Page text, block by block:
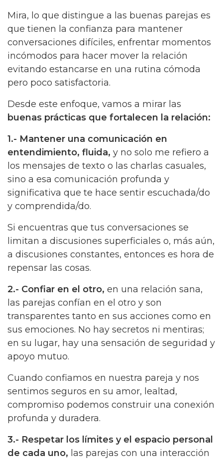
Mira, lo que distingue a las buenas parejas es
que tienen la confianza para mantener
conversaciones difíciles, enfrentar momentos
incómodos para hacer mover la relación
evitando estancarse en una rutina cómoda
pero poco satisfactoria.
Desde este enfoque, vamos a mirar las
buenas prácticas que fortalecen la relación:
1.- Mantener una comunicación en
entendimiento, fluida, y no solo me refiero a
los mensajes de texto o las charlas casuales,
sino a esa comunicación profunda y
significativa que te hace sentir escuchada/do
y comprendida/do.
Si encuentras que tus conversaciones se
limitan a discusiones superficiales o, más aún,
a discusiones constantes, entonces es hora de
repensar las cosas.
2.- Confiar en el otro, en una relación sana,
las parejas confían en el otro y son
transparentes tanto en sus acciones como en
sus emociones. No hay secretos ni mentiras;
en su lugar, hay una sensación de seguridad y
apoyo mutuo.
Cuando confiamos en nuestra pareja y nos
sentimos seguros en su amor, lealtad,
compromiso podemos construir una conexión
profunda y duradera.
3.- Respetar los límites y el espacio personal
de cada uno, las parejas con una interacción